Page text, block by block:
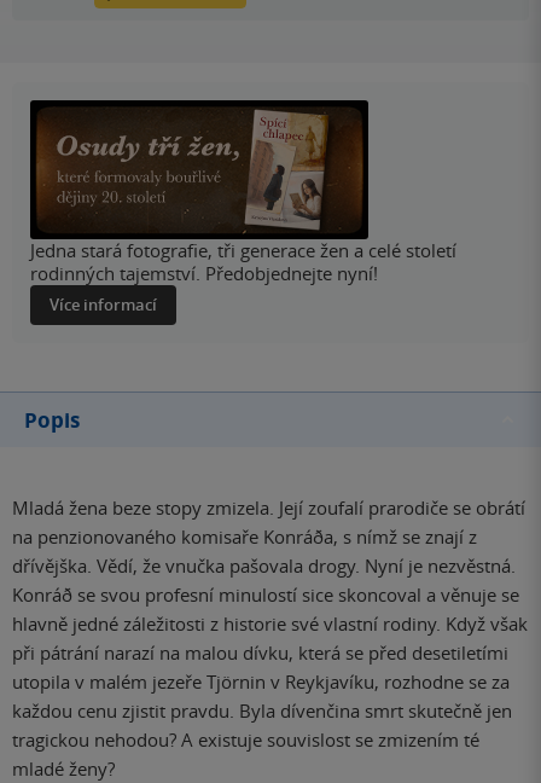
Jedna stará fotografie, tři generace žen a celé století
rodinných tajemství. Předobjednejte nyní!
Více informací
Popis
Mladá žena beze stopy zmizela. Její zoufalí prarodiče se obrátí
na penzionovaného komisaře Konráða, s nímž se znají z
dřívějška. Vědí, že vnučka pašovala drogy. Nyní je nezvěstná.
Konráð se svou profesní minulostí sice skoncoval a věnuje se
hlavně jedné záležitosti z historie své vlastní rodiny. Když však
při pátrání narazí na malou dívku, která se před desetiletími
utopila v malém jezeře Tjörnin v Reykjavíku, rozhodne se za
každou cenu zjistit pravdu. Byla dívenčina smrt skutečně jen
tragickou nehodou? A existuje souvislost se zmizením té
mladé ženy?